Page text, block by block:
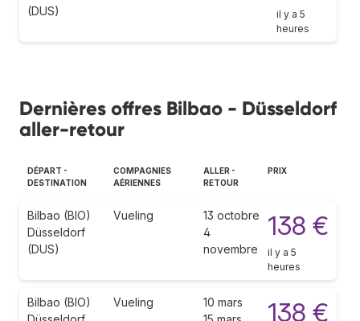
(DUS)
il y a 5
heures
Dernières offres Bilbao - Düsseldorf
aller-retour
DÉPART -
DESTINATION
COMPAGNIES
AÉRIENNES
ALLER -
RETOUR
PRIX
Bilbao (BIO)
Düsseldorf
(DUS)
Vueling
13 octobre
4
novembre
138 €
il y a 5
heures
Bilbao (BIO)
Vueling
10 mars
138 €